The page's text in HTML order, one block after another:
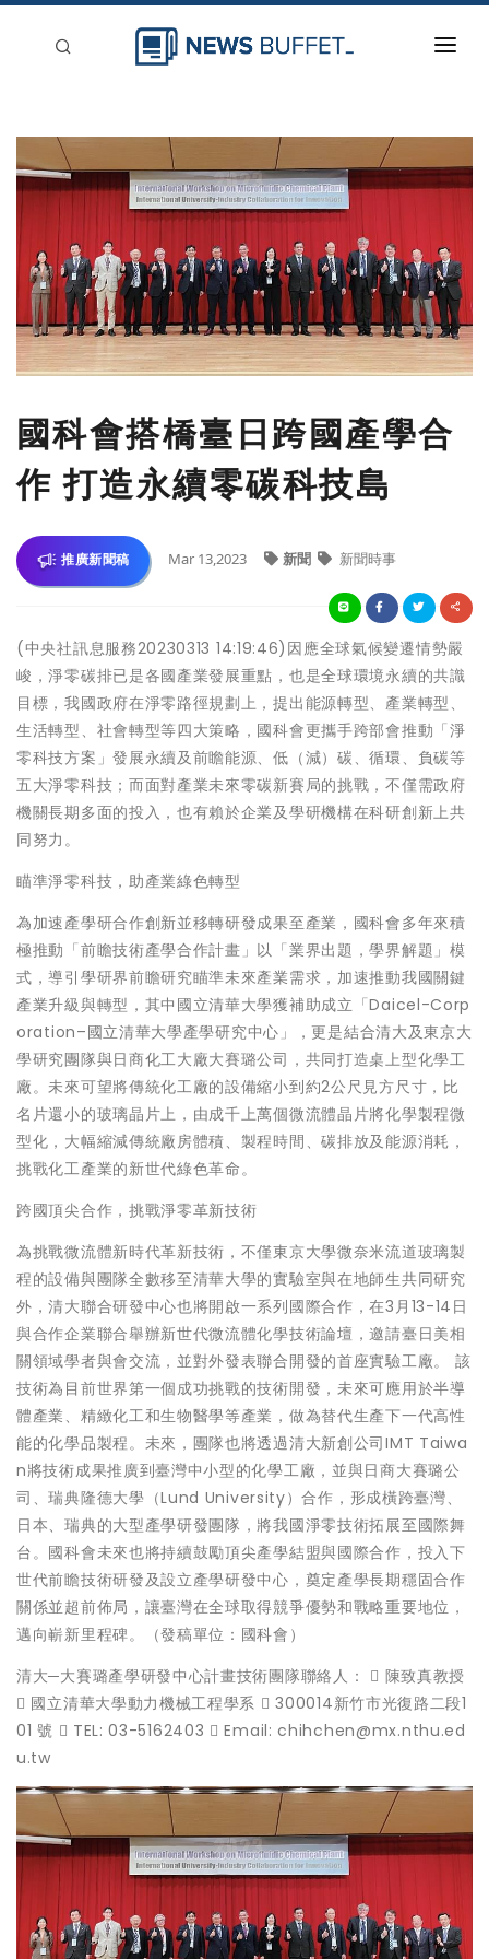
新聞稿分類
登入
國科會搭橋臺日跨國產學合
作 打造永續零碳科技島
推廣新聞稿 Mar 13,2023 新聞 新聞時事
(中央社訊息服務20230313 14:19:46)因應全球氣候變遷情勢嚴
峻，淨零碳排已是各國產業發展重點，也是全球環境永續的共識
目標，我國政府在淨零路徑規劃上，提出能源轉型、產業轉型、
生活轉型、社會轉型等四大策略，國科會更攜手跨部會推動「淨
零科技方案」發展永續及前瞻能源、低（減）碳、循環、負碳等
五大淨零科技；而面對產業未來零碳新賽局的挑戰，不僅需政府
機關長期多面的投入，也有賴於企業及學研機構在科研創新上共
同努力。
瞄準淨零科技，助產業綠色轉型
為加速產學研合作創新並移轉研發成果至產業，國科會多年來積
極推動「前瞻技術產學合作計畫」以「業界出題，學界解題」模
式，導引學研界前瞻研究瞄準未來產業需求，加速推動我國關鍵
產業升級與轉型，其中國立清華大學獲補助成立「Daicel-Corp
oration–國立清華大學產學研究中心」，更是結合清大及東京大
學研究團隊與日商化工大廠大賽璐公司，共同打造桌上型化學工
廠。未來可望將傳統化工廠的設備縮小到約2公尺見方尺寸，比
名片還小的玻璃晶片上，由成千上萬個微流體晶片將化學製程微
型化，大幅縮減傳統廠房體積、製程時間、碳排放及能源消耗，
挑戰化工產業的新世代綠色革命。
跨國頂尖合作，挑戰淨零革新技術
為挑戰微流體新時代革新技術，不僅東京大學微奈米流道玻璃製
程的設備與團隊全數移至清華大學的實驗室與在地師生共同研究
外，清大聯合研發中心也將開啟一系列國際合作，在3月13-14日
與合作企業聯合舉辦新世代微流體化學技術論壇，邀請臺日美相
關領域學者與會交流，並對外發表聯合開發的首座實驗工廠。 該
技術為目前世界第一個成功挑戰的技術開發，未來可應用於半導
體產業、精緻化工和生物醫學等產業，做為替代生產下一代高性
能的化學品製程。未來，團隊也將透過清大新創公司IMT Taiwa
n將技術成果推廣到臺灣中小型的化學工廠，並與日商大賽璐公
司、瑞典隆德大學（Lund University）合作，形成橫跨臺灣、
日本、瑞典的大型產學研發團隊，將我國淨零技術拓展至國際舞
台。國科會未來也將持續鼓勵頂尖產學結盟與國際合作，投入下
世代前瞻技術研發及設立產學研發中心，奠定產學長期穩固合作
關係並超前佈局，讓臺灣在全球取得競爭優勢和戰略重要地位，
邁向嶄新里程碑。（發稿單位：國科會）
清大─大賽璐產學研發中心計畫技術團隊聯絡人：  陳致真教授
 國立清華大學動力機械工程學系  300014新竹市光復路二段1
01 號  TEL: 03-5162403  Email: chihchen@mx.nthu.ed
u.tw